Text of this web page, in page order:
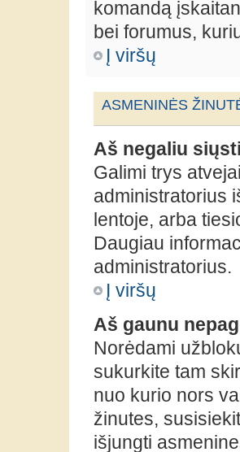
komandą
bei forumus,
Į viršų
ASMENINĖS
Aš negaliu
Galimi trys
administratorius
lentoje, arba
Daugiau
administratorius.
Į viršų
Aš gaunu
Norėdami
sukurkite tam
nuo kurio nors
žinutes,
išjungti